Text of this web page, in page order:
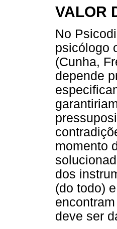
VALOR
No
psicólogo
(Cunha,
depende
momento
dos
(do todo)
deve ser